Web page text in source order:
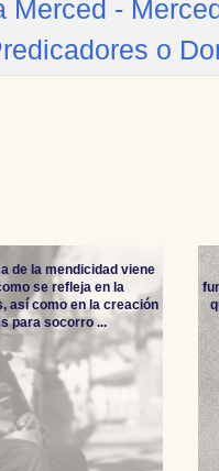
Merced -
o
de la mendicidad viene
se refleja en la
así como en la creación
para socorro ...